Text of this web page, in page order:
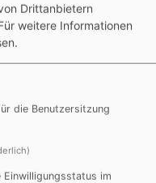
Drittanbietern
weitere Informationen
die Benutzersitzung
im